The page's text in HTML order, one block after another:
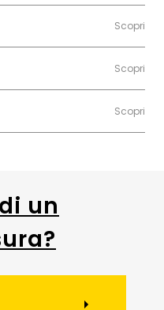
un